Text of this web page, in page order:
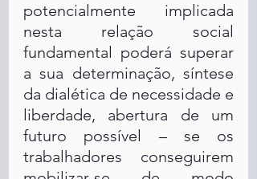
potencialmente implicada
nesta relação social
fundamental poderá superar
a sua determinação, síntese
da dialética de necessidade e
liberdade, abertura de um
futuro possível – se os
trabalhadores conseguirem